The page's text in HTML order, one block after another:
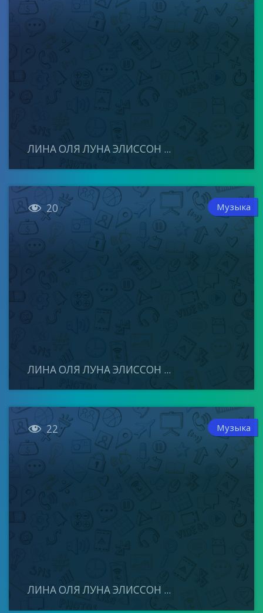
ЛИНА ОЛЯ ЛУНА ЭЛИССОН ...
 20 Музыка
ЛИНА ОЛЯ ЛУНА ЭЛИССОН ...
 22 Музыка
ЛИНА ОЛЯ ЛУНА ЭЛИССОН ...